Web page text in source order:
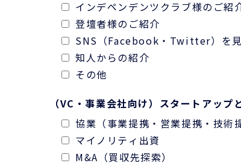
インデペンデンツクラブ様のご紹
登壇者様のご紹介
SNS（Facebook・Twitter）を
知人からの紹介
その他
（VC・事業会社向け）スタートアッ
協業（事業提携・営業提携・技術
マイノリティ出資
M&A（買収先探索）